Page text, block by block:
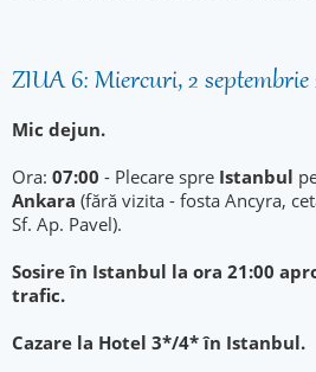
ZIUA 6: Miercuri, 2 septembrie
Mic dejun.
Ora: 07:00 - Plecare spre Istanbul
Ankara (fără vizita - fosta Ancyra,
Sf. Ap. Pavel).
Sosire în Istanbul la ora 21:00
trafic.
Cazare la Hotel 3*/4* în Istanbul.